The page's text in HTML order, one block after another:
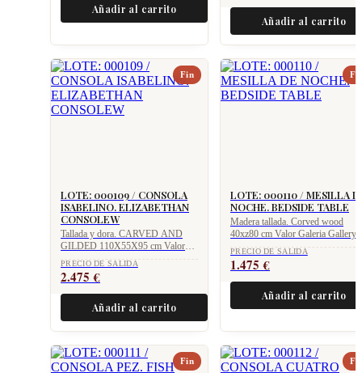
Añadir al carrito
Añadir al carrito
LOTE: 000109 / CONSOLA
ISABELINO. ELIZABETHAN
CONSOLEW
Tallada y dora. CARVED AND
GILDED 110X55X95 cm Valor
Galeria Gallery value 4.975 €
PRECIO DE SALIDA
2.475€
Fin
Añadir al carrito
LOTE: 000110 / MESILLA
NOCHE. BEDSIDE TABLE
Madera tallada. Corved wood
40xz80 cm Valor Galeria Gallery
value 2.975 €
PRECIO DE SALIDA
1.475€
Añadir al carrito
Fin